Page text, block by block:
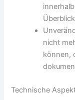
nicht
können,
Technische